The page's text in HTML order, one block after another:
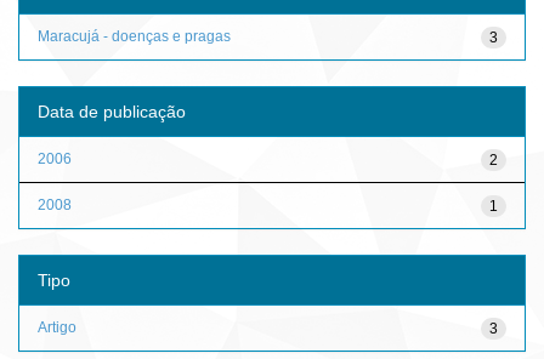
3
Maracujá - doenças e pragas
Data de publicação
2
2006
1
2008
Tipo
3
Artigo